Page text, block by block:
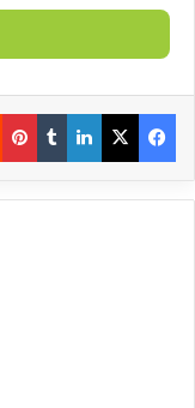
فیس بوک X لینکدین ‫تامبلر